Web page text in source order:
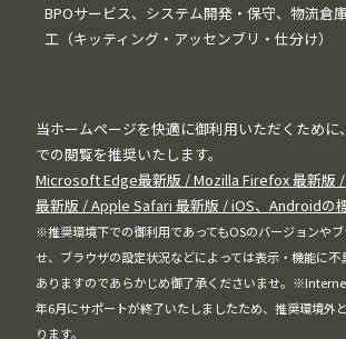
BPOサービス、システム開発・保守、物流倉
工（キッティング・アッセンブリ・仕分け）
当ホームページを快適に御利用いただくために
での閲覧を推奨いたします。
Microsoft Edge最新版 / Mozilla Firefox 最新版
最新版 / Apple Safari 最新版 / iOS、Androidの
※推奨環境下での御利用であってもOSのバージョンや
せ、ブラウザの設定状況などによっては表示・機能に
ありますのであらかじめ御了承くださいませ。
年6月にサポートが終了いたしましたため、推奨環境外
ります。